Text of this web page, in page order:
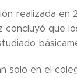
realizada
concluyó que
solo en el